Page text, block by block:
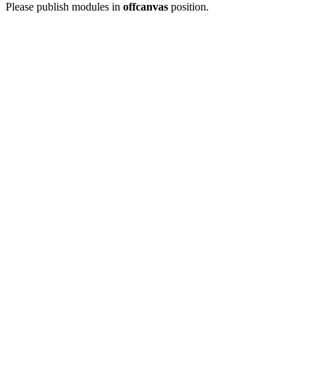
Please publish modules in offcanvas position.